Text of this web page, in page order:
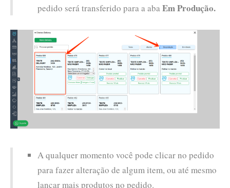
pedido será transferido para a abaEm Produção.
A qualquer momento você pode clicar no pedido
para fazer alteração de algum item, ou até mesmo
lançar mais produtos no pedido.